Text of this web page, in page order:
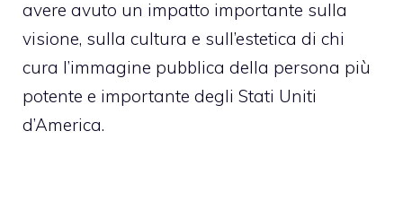
avere avuto un impatto importante sulla
visione, sulla cultura e sull’estetica di chi
cura l’immagine pubblica della persona più
potente e importante degli Stati Uniti
d’America.